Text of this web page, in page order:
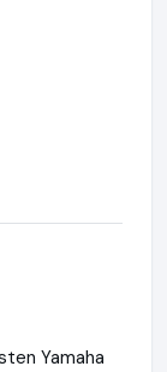
Yamaha